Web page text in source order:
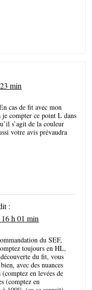
min
cas de fit avec mon
je compter ce point L dans
s’agit de la couleur
votre avis prévaudra
:
h 01 min
du SEF,
toujours en HL,
du fit, vous
avec des nuances
en levées de
(comptez en